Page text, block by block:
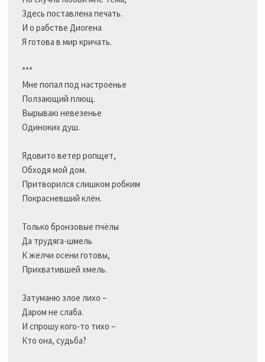
Здесь поставлена печать.
И о рабстве Диогена
Я готова в мир кричать.
***
Мне попал под настроенье
Ползающий плющ.
Вырываю невезенье
Одиноких душ.
Ядовито ветер ропщет,
Обходя мой дом.
Притворился слишком робким
Покрасневший клён.
Только бронзовые пчёлы
Да трудяга-шмель
К желчи осени готовы,
Прихватившей хмель.
Затуманю злое лихо –
Даром не слаба.
И спрошу кого-то тихо –
Кто она, судьба?